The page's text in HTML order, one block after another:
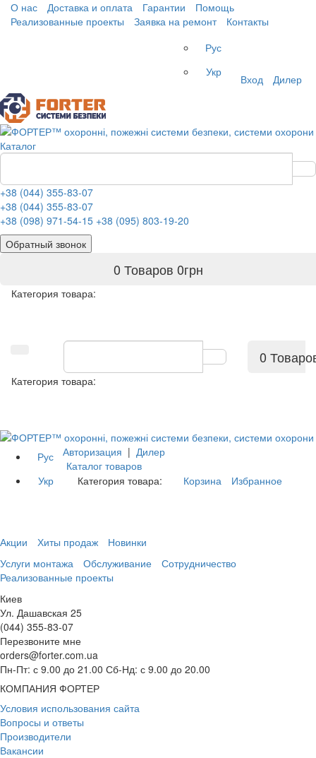
О нас Доставка и оплата Гарантии
Помощь
Реализованные проекты
Заявка на ремонт
Контакты
Рус
Укр
Вход Дилер
Каталог
+38 (044) 355-83-07
+38 (044) 355-83-07
+38 (098) 971-54-15 +38 (095) 803-19-20
Обратный звонок
0 Товаров 0грн
Категория товара:
0
Категория товара:
Рус
Укр
Авторизация | Дилер
Каталог товаров
Категория товара:
Корзина Избранное
Акции Хиты продаж
Новинки
Услуги монтажа
Обслуживание
Сотрудничество
Реализованные проекты
Киев
Ул. Дашавская 25
(044) 355-83-07
Перезвоните мне
orders@forter.com.ua
Пн-Пт: с 9.00 до 21.00 Сб-Нд: с 9.00 до 20.00
КОМПАНИЯ ФОРТЕР
Условия использования сайта
Вопросы и ответы
Производители
Вакансии